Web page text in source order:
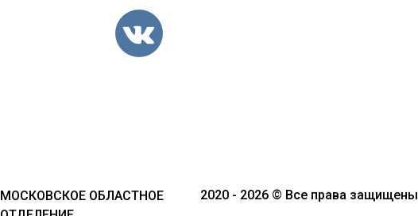
МОСКОВСКОЕ ОБЛАСТНОЕ
2020 - 2026 © Все права защищены